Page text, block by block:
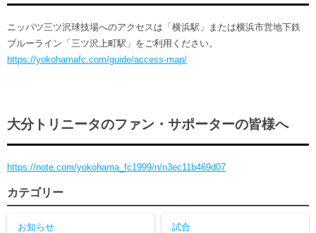
ニッパツ三ツ沢球技場へのアクセスは「横浜駅」または横浜市営地下鉄
ブルーライン「三ツ沢上町駅」をご利用ください。
https://yokohamafc.com/guide/access-map/
大分トリニータのファン・サポーターの皆様へ
https://note.com/yokohama_fc1999/n/n3ec11b469d07
カテゴリー
お知らせ 試合